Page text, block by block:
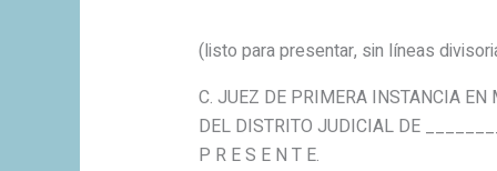
(listo para presentar, sin líneas
C. JUEZ DE PRIMERA INSTANCIA EN
DEL DISTRITO JUDICIAL DE
P R E S E N T E.